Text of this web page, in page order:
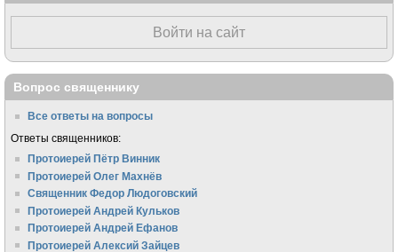
Войти на сайт
Вопрос священнику
Все ответы на вопросы
Ответы священников:
Протоиерей Пётр Винник
Протоиерей Олег Махнёв
Священник Федор Людоговский
Протоиерей Андрей Кульков
Протоиерей Андрей Ефанов
Протоиерей Алексий Зайцев